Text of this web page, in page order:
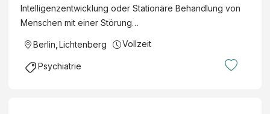
Intelligenzentwicklung oder Stationäre Behandlung von
Menschen mit einer Störung…
Berlin, Lichtenberg Vollzeit
Psychiatrie